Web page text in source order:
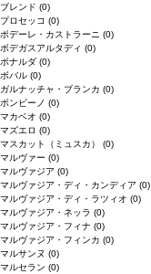
ブレンド (0)
プロセッコ (0)
ポデーレ・カストラーニ (0)
ボデガスアルタディ (0)
ボナルダ (0)
ボバル (0)
ガルナッチャ・ブランカ (0)
ボンビーノ (0)
マカベオ (0)
マズエロ (0)
マスカット（ミュスカ） (0)
マルヴァー (0)
マルヴァジア (0)
マルヴァジア・ディ・カンディア (0)
マルヴァジア・ディ・ラツィオ (0)
マルヴァジア・ネッラ (0)
マルヴァジア・フィナ (0)
マルヴァジア・フィンカ (0)
マルサンヌ (0)
マルセラン (0)